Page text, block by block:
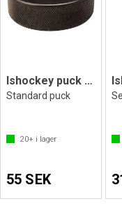
Ishockey puck Svart
Standard puck
20+ i lager
55 SEK